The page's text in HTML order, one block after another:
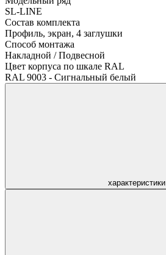
SL-LINE
Состав комплекта
Профиль, экран, 4 заглушки
Способ монтажа
Накладной / Подвесной
Цвет корпуса по шкале RAL
RAL 9003 - Сигнальный белый
характеристики